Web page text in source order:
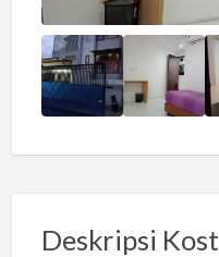
Deskripsi Kost